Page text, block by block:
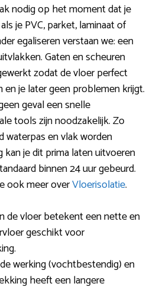
nodig op het moment dat je
je PVC, parket, laminaat of
egaliseren verstaan we: een
Gaten en scheuren
zodat de vloer perfect
je later geen problemen krijgt.
geval een snelle
tools zijn noodzakelijk. Zo
waterpas en vlak worden
kan je dit prima laten uitvoeren
binnen 24 uur gebeurd.
ook meer overVloerisolatie.
de vloer betekent een nette en
geschikt voor
werking (vochtbestendig) en
heeft een langere